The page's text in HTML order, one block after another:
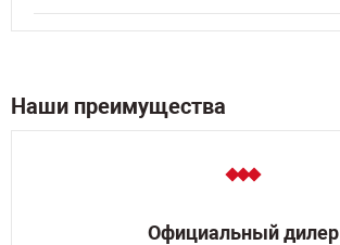
Наши преимущества
Официальный дилер